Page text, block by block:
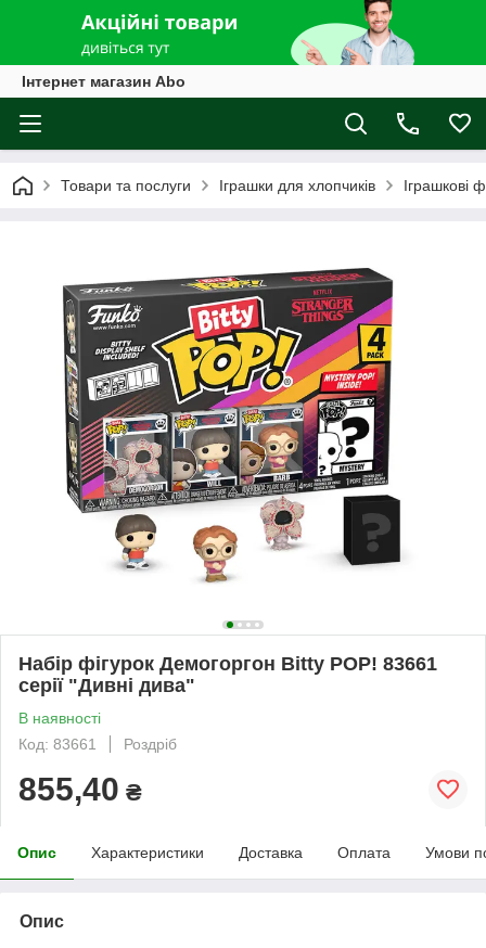
Інтернет магазин Abo
Товари та послуги Іграшки для хлопчиків Іграшкові
Набір фігурок Демогоргон Bitty POP! 83661
серії "Дивні дива"
В наявності
Код: 83661
Роздріб
855,40 ₴
Опис Характеристики Доставка Оплата Умови
Опис